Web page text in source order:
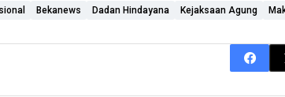
Bekanews Dadan Hindayana Kejaksaan Agung